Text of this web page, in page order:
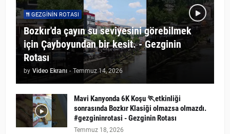
GEZGININ ROTASI
Bozkır'da çayın su seviyesini görebilmek
için Çayboyundan bir kesit. - Gezginin
Rotası
by Video Ekranı - Temmuz 14, 2026
Mavi Kanyonda 6K Koşu 🏃etkinliği
sonrasında Bozkır Klasiği olmazsa olmazdı.
#gezgininrotasi - Gezginin Rotası
Temmuz 18, 2026